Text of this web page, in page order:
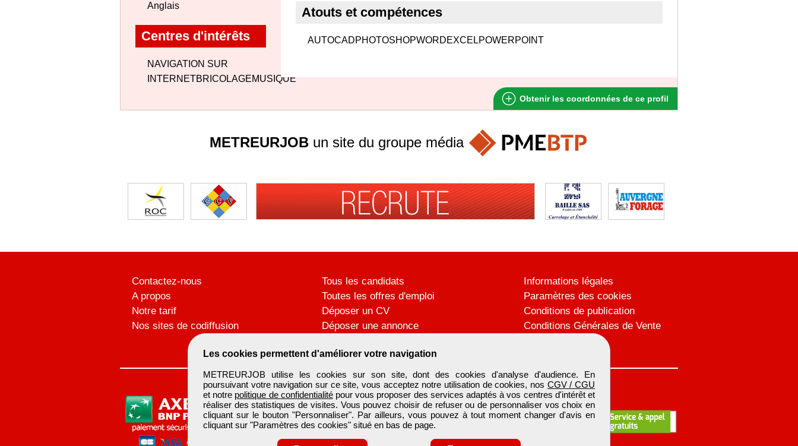
Anglais
Centres d'intérêts
NAVIGATION SUR
INTERNETBRICOLAGEMUSIQUE
Atouts et compétences
AUTOCADPHOTOSHOPWORDEXCELPOWERPOINT
Obtenir les coordonnées de ce profil
Les cookies permettent d'améliorer votre navigation
METREURJOB utilise les cookies sur son site, dont des cookies d'analyse d'audience. En
poursuivant votre navigation sur ce site, vous acceptez notre utilisation de cookies, nos CGV / CGU
et notre politique de confidentialitépour vous proposer des services adaptés à vos centres d'intérêt et
réaliser des statistiques de visites. Vous pouvez choisir de refuser ou de personnaliser vos choix en
cliquant sur le bouton "Personnaliser". Par ailleurs, vous pouvez à tout moment changer d'avis en
cliquant sur "Paramètres des cookies" situé en bas de page.
METREURJOB un site du groupe média
Contactez-nous
A propos
Notre tarif
Nos sites de codiffusion
Tous les candidats
Toutes les offres d'emploi
Déposer un CV
Déposer une annonce
Informations légales
Paramètres des cookies
Conditions de publication
Conditions Générales de Vente